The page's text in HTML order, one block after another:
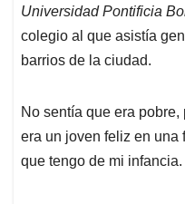
Universidad Pontificia
colegio al que asistía
barrios de la ciudad.
No sentía que era
era un joven feliz en una
que tengo de mi infancia.